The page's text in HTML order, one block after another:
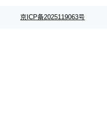
京ICP备2025119063号